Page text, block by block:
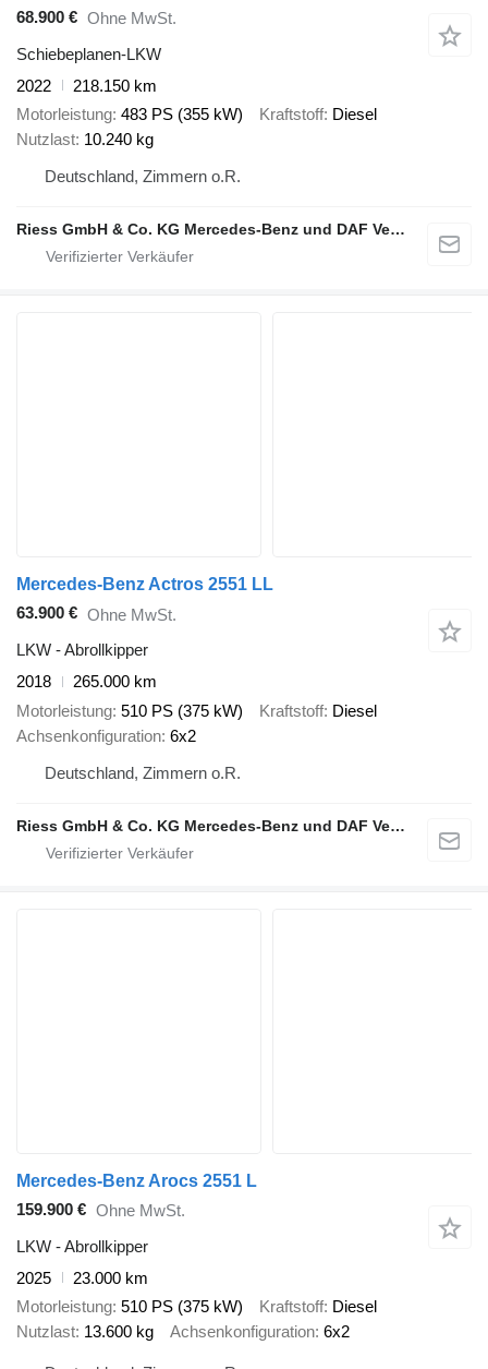
68.900 € Ohne MwSt.
Schiebeplanen-LKW
2022
218.150 km
Motorleistung 483 PS (355 kW) Kraftstoff Diesel
Nutzlast 10.240 kg
Deutschland, Zimmern o.R.
Riess GmbH & Co. KG Mercedes-Benz und DAF Vertragspartner
Mercedes-Benz Actros 2551 LL
63.900 € Ohne MwSt.
LKW - Abrollkipper
2018
265.000 km
Motorleistung 510 PS (375 kW) Kraftstoff Diesel
Achsenkonfiguration 6x2
Deutschland, Zimmern o.R.
Riess GmbH & Co. KG Mercedes-Benz und DAF Vertragspartner
Mercedes-Benz Arocs 2551 L
159.900 € Ohne MwSt.
LKW - Abrollkipper
2025
23.000 km
Motorleistung 510 PS (375 kW) Kraftstoff Diesel
Nutzlast 13.600 kg Achsenkonfiguration 6x2